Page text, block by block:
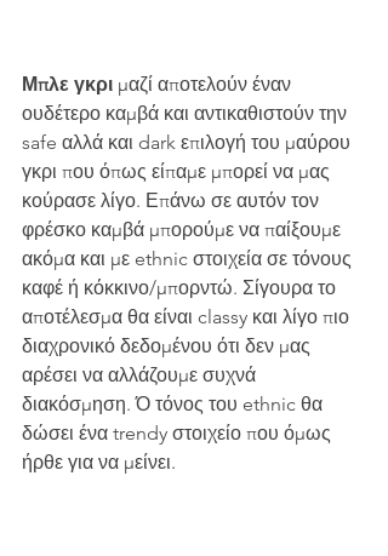
Μπλε γκρι μαζί αποτελούν έναν
ουδέτερο καμβά και αντικαθιστούν την
safe αλλά και dark επιλογή του μαύρου
γκρι που όπως είπαμε μπορεί να μας
κούρασε λίγο. Επάνω σε αυτόν τον
φρέσκο καμβά μπορούμε να παίξουμε
ακόμα και με ethnic στοιχεία σε τόνους
καφέ ή κόκκινο/μπορντώ. Σίγουρα το
αποτέλεσμα θα είναι classy και λίγο πιο
διαχρονικό δεδομένου ότι δεν μας
αρέσει να αλλάζουμε συχνά
διακόσμηση. Ό τόνος του ethnic θα
δώσει ένα trendy στοιχείο που όμως
ήρθε για να μείνει.